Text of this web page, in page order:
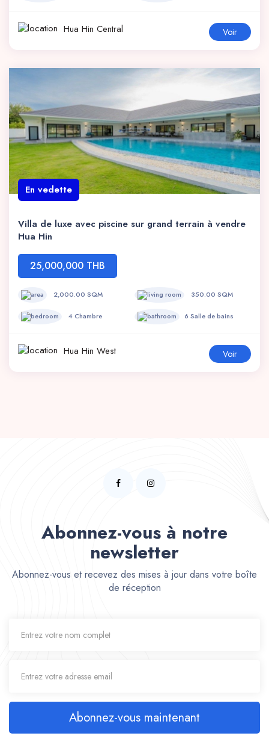
Hua Hin Central Voir
En vedette
Villa de luxe avec piscine sur grand terrain à vendre
Hua Hin
25,000,000 THB
2,000.00 SQM 350.00 SQM
4 Chambre 6 Salle de bains
Hua Hin West Voir
Abonnez-vous à notre
newsletter
Abonnez-vous et recevez des mises à jour dans votre boîte
de réception
Abonnez-vous maintenant